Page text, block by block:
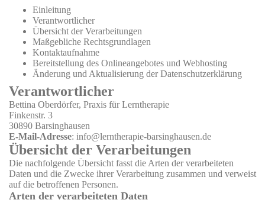
Einleitung
Verantwortlicher
Übersicht der Verarbeitungen
Maßgebliche Rechtsgrundlagen
Kontaktaufnahme
Bereitstellung des Onlineangebotes und Webhosting
Änderung und Aktualisierung der Datenschutzerklärung
Verantwortlicher
Bettina Oberdörfer, Praxis für Lerntherapie
Finkenstr. 3
30890 Barsinghausen
E-Mail-Adresse: info@lerntherapie-barsinghausen.de
Übersicht der Verarbeitungen
Die nachfolgende Übersicht fasst die Arten der verarbeiteten
Daten und die Zwecke ihrer Verarbeitung zusammen und verweist
auf die betroffenen Personen.
Arten der verarbeiteten Daten